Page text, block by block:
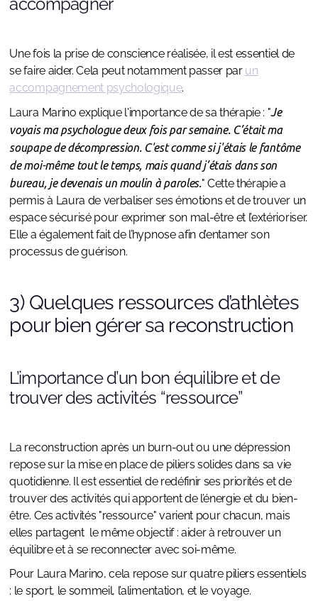
accompagner
Une fois la prise de conscience réalisée, il est essentiel de
se faire aider. Cela peut notamment passer par un
accompagnement psychologique.
Laura Marino explique l'importance de sa thérapie : "Je
voyais ma psychologue deux fois par semaine. C’était ma
soupape de décompression. C'est comme si j'étais le fantôme
de moi-même tout le temps, mais quand j’étais dans son
bureau, je devenais un moulin à paroles." Cette thérapie a
permis à Laura de verbaliser ses émotions et de trouver un
espace sécurisé pour exprimer son mal-être et l’extérioriser.
Elle a également fait de l’hypnose afin d’entamer son
processus de guérison.
3) Quelques ressources d’athlètes
pour bien gérer sa reconstruction
L’importance d’un bon équilibre et de
trouver des activités “ressource”
La reconstruction après un burn-out ou une dépression
repose sur la mise en place de piliers solides dans sa vie
quotidienne. Il est essentiel de redéfinir ses priorités et de
trouver des activités qui apportent de l’énergie et du bien-
être. Ces activités "ressource" varient pour chacun, mais
elles partagent le même objectif : aider à retrouver un
équilibre et à se reconnecter avec soi-même.
Pour Laura Marino, cela repose sur quatre piliers essentiels
: le sport, le sommeil, l’alimentation, et le voyage.